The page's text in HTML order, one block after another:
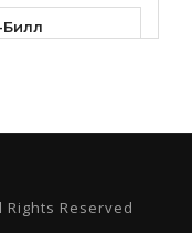
Билл
банк
Rights Reserved